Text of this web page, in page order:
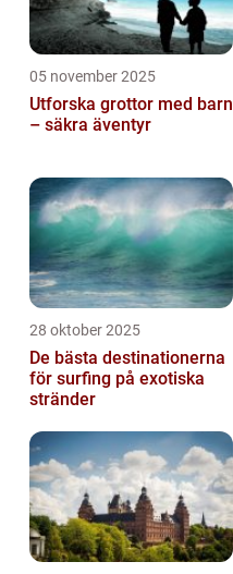
05 november 2025
Utforska grottor med barn
– säkra äventyr
28 oktober 2025
De bästa destinationerna
för surfing på exotiska
stränder